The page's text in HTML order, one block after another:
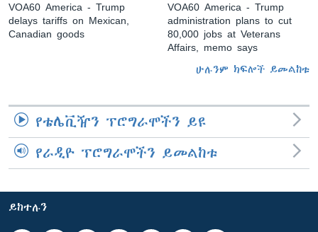
VOA60 America - Trump
delays tariffs on Mexican,
Canadian goods
VOA60 America - Trump
administration plans to cut
80,000 jobs at Veterans
Affairs, memo says
ሁሉንም ክፍሎች ይመልከቱ
የቴሌቪዥን ፕሮግራሞችን ይዩ
የራዲዮ ፕሮግራሞችን ይመልከቱ
ይከተሉን